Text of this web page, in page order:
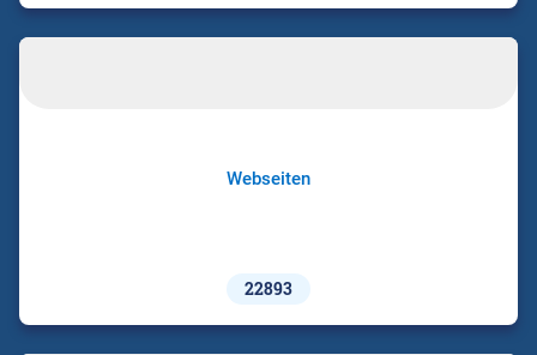
Webseiten
22893